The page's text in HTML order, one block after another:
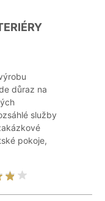
důraz na
služby
pokoje,